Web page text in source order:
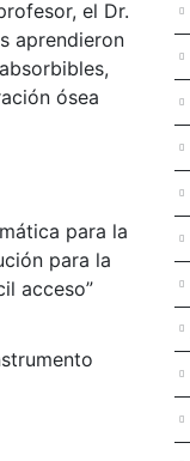
el Dr.
aprendieron
ósea
para la
para la
acceso”